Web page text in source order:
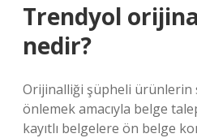
Trendyol
nedir?
Orijinalliği şüpheli ürünlerin
önlemek amacıyla belge
kayıtlı belgelere ön belge